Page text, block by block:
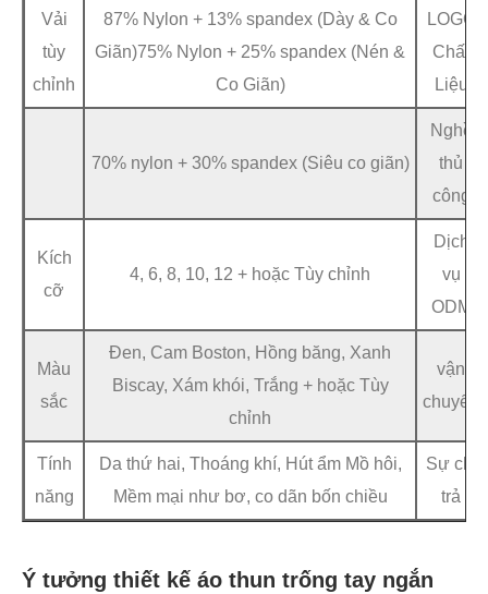
Vải
tùy
chỉnh
87% Nylon + 13% spandex (Dày & Co
Giãn)75% Nylon + 25% spandex (Nén &
Co Giãn)
LOGO
Chất
Liệu
70% nylon + 30% spandex (Siêu co giãn)
Nghề
thủ
công
Kích
cỡ
4, 6, 8, 10, 12 + hoặc Tùy chỉnh
Dịch
vụ
ODM
Màu
sắc
Đen, Cam Boston, Hồng băng, Xanh
Biscay, Xám khói, Trắng + hoặc Tùy
chỉnh
vận
chuyển
Tính
năng
Da thứ hai, Thoáng khí, Hút ẩm Mồ hôi,
Mềm mại như bơ, co dãn bốn chiều
Sự chi
trả
Ý tưởng thiết kế áo thun trống tay ngắn